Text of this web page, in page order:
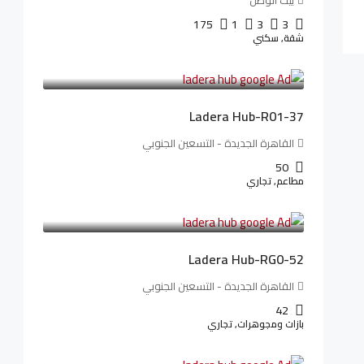
3
3
1
175
شقة, سكني
Ladera Hub-R01-37
القاهرة الجديدة - التسعين الجنوبي
50
مطاعم, تجاري
Ladera Hub-RG0-52
القاهرة الجديدة - التسعين الجنوبي
42
بازات ومجوهرات, تجاري